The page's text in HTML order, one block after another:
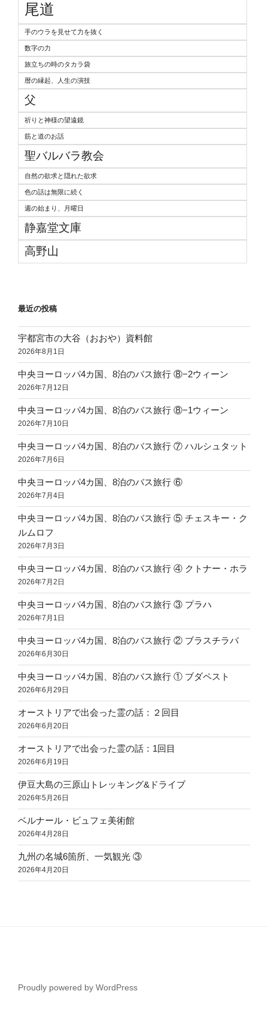
尾道
手のウラを見せて力を抜く
数字の力
旅立ちの時のタカラ袋
暦の縁起、人生の演技
父
祈りと神様の望遠鏡
筋と道のお話
聖バルバラ教会
自然の欲求と隠れた欲求
色の話は無限に続く
週の始まり、月曜日
静嘉堂文庫
高野山
最近の投稿
宇都宮市の大谷（おおや）資料館
2026年8月1日
中央ヨーロッパ4カ国、8泊のバス旅行 ⑧−2ウィーン
2026年7月12日
中央ヨーロッパ4カ国、8泊のバス旅行 ⑧−1ウィーン
2026年7月10日
中央ヨーロッパ4カ国、8泊のバス旅行 ⑦ ハルシュタット
2026年7月6日
中央ヨーロッパ4カ国、8泊のバス旅行 ⑥
2026年7月4日
中央ヨーロッパ4カ国、8泊のバス旅行 ⑤ チェスキー・ク
ルムロフ
2026年7月3日
中央ヨーロッパ4カ国、8泊のバス旅行 ④ クトナー・ホラ
2026年7月2日
中央ヨーロッパ4カ国、8泊のバス旅行 ③ プラハ
2026年7月1日
中央ヨーロッパ4カ国、8泊のバス旅行 ② ブラスチラバ
2026年6月30日
中央ヨーロッパ4カ国、8泊のバス旅行 ① ブダペスト
2026年6月29日
オーストリアで出会った霊の話：２回目
2026年6月20日
オーストリアで出会った霊の話：1回目
2026年6月19日
伊豆大島の三原山トレッキング&ドライブ
2026年5月26日
ベルナール・ビュフェ美術館
2026年4月28日
九州の名城6箇所、一気観光 ③
2026年4月20日
Proudly powered by WordPress